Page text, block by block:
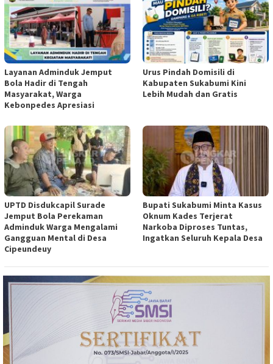
Layanan Adminduk Jemput
Bola Hadir di Tengah
Masyarakat, Warga
Kebonpedes Apresiasi
Urus Pindah Domisili di
Kabupaten Sukabumi Kini
Lebih Mudah dan Gratis
UPTD Disdukcapil Surade
Jemput Bola Perekaman
Adminduk Warga Mengalami
Gangguan Mental di Desa
Cipeundeuy
Bupati Sukabumi Minta Kasus
Oknum Kades Terjerat
Narkoba Diproses Tuntas,
Ingatkan Seluruh Kepala Desa